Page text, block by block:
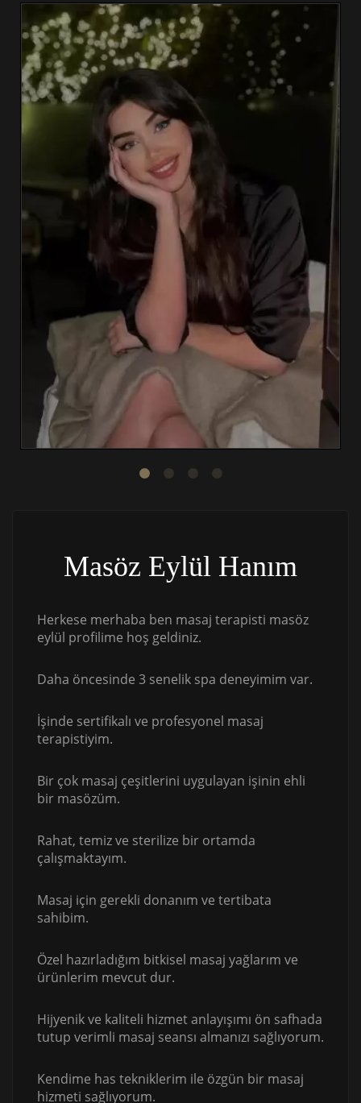
Masöz Eylül Hanım
Herkese merhaba ben masaj terapisti masöz
eylül profilime hoş geldiniz.
Daha öncesinde 3 senelik spa deneyimim var.
İşinde sertifikalı ve profesyonel masaj
terapistiyim.
Bir çok masaj çeşitlerini uygulayan işinin ehli
bir masözüm.
Rahat, temiz ve sterilize bir ortamda
çalışmaktayım.
Masaj için gerekli donanım ve tertibata
sahibim.
Özel hazırladığım bitkisel masaj yağlarım ve
ürünlerim mevcut dur.
Hijyenik ve kaliteli hizmet anlayışımı ön safhada
tutup verimli masaj seansı almanızı sağlıyorum.
Kendime has tekniklerim ile özgün bir masaj
hizmeti sağlıyorum.